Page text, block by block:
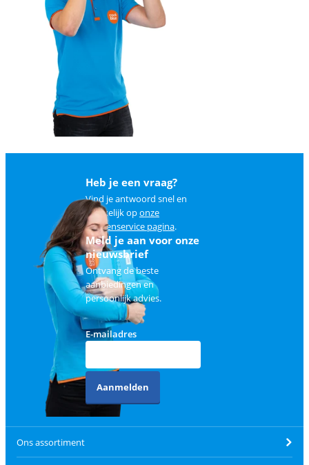
Heb je een vraag?
Vind je antwoord snel en
makkelijk oponze
klantenservice pagina.
Meld je aan voor onze
nieuwsbrief
Ontvang de beste
aanbiedingen en
persoonlijk advies.
E-mailadres
Aanmelden
Ons assortiment